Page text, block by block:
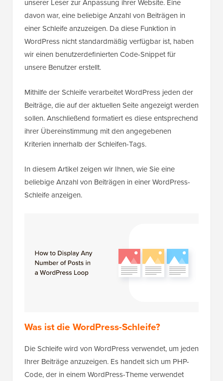
unserer Leser zur Anpassung ihrer Website. Eine
davon war, eine beliebige Anzahl von Beiträgen in
einer Schleife anzuzeigen. Da diese Funktion in
WordPress nicht standardmäßig verfügbar ist, haben
wir einen benutzerdefinierten Code-Snippet für
unsere Benutzer erstellt.
Mithilfe der Schleife verarbeitet WordPress jeden der
Beiträge, die auf der aktuellen Seite angezeigt werden
sollen. Anschließend formatiert es diese entsprechend
ihrer Übereinstimmung mit den angegebenen
Kriterien innerhalb der Schleifen-Tags.
In diesem Artikel zeigen wir Ihnen, wie Sie eine
beliebige Anzahl von Beiträgen in einer WordPress-
Schleife anzeigen.
Was ist die WordPress-Schleife?
Die Schleife wird von WordPress verwendet, um jeden
Ihrer Beiträge anzuzeigen. Es handelt sich um PHP-
Code, der in einem WordPress-Theme verwendet